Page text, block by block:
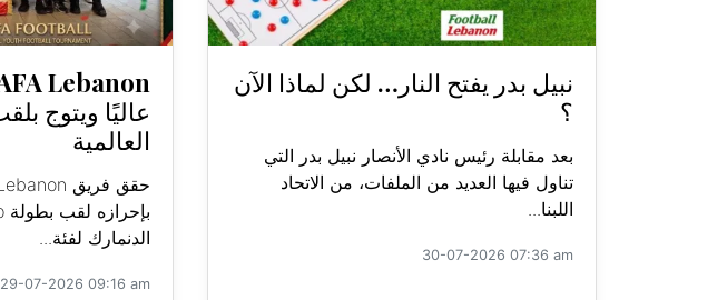
نبيل بدر يفتح النار… لكن لماذا الآن
؟
بعد مقابلة رئيس نادي الأنصار نبيل بدر التي
تناول فيها العديد من الملفات، من الاتحاد
اللبنا...
30-07-2026 07:36 am
العالمية
الدنمارك لفئة...
29-07-2026 09:16 am